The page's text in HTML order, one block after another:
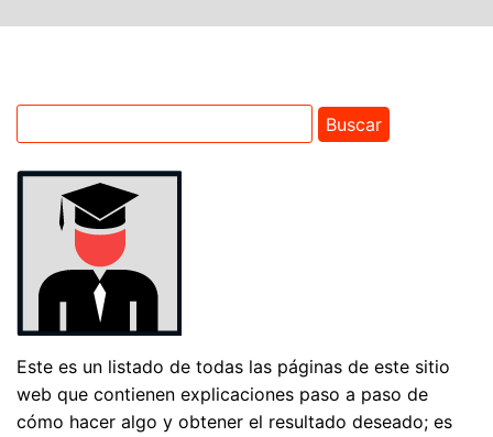
Este es un listado de todas las páginas de este sitio
web que contienen explicaciones paso a paso de
cómo hacer algo y obtener el resultado deseado; es